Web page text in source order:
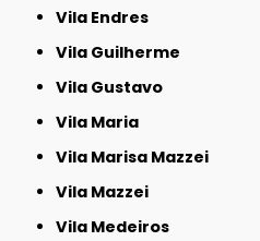
Vila Endres
Vila Guilherme
Vila Gustavo
Vila Maria
Vila Marisa Mazzei
Vila Mazzei
Vila Medeiros